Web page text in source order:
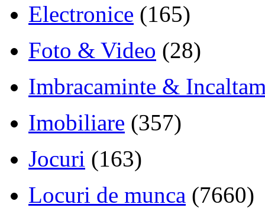
Electronice (165)
Foto & Video (28)
Imbracaminte &
Imobiliare (357)
Jocuri (163)
Locuri de munca (7660)